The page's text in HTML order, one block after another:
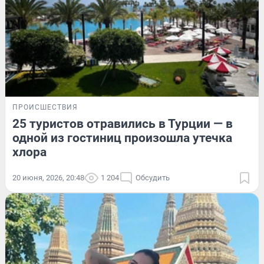
ПРОИСШЕСТВИЯ
25 туристов отравились в Турции — в
одной из гостиниц произошла утечка
хлора
20 июня, 2026, 20:48 1 204 Обсудить